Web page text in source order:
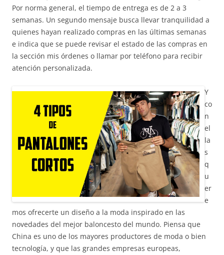
Por norma general, el tiempo de entrega es de 2 a 3
semanas. Un segundo mensaje busca llevar tranquilidad a
quienes hayan realizado compras en las últimas semanas
e indica que se puede revisar el estado de las compras en
la sección mis órdenes o llamar por teléfono para recibir
atención personalizada.
Y
co
n
el
la
s
q
u
er
e
mos ofrecerte un diseño a la moda inspirado en las
novedades del mejor baloncesto del mundo. Piensa que
China es uno de los mayores productores de moda o bien
tecnología, y que las grandes empresas europeas,